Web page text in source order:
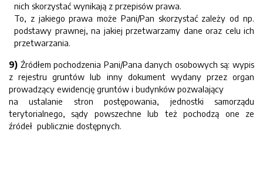
nich skorzystać wynikają z przepisów prawa.
To, z jakiego prawa może Pani/Pan skorzystać zależy od np.
podstawy prawnej, na jakiej przetwarzamy dane oraz celu ich
przetwarzania.
9) Źródłem pochodzenia Pani/Pana danych osobowych są: wypis
z rejestru gruntów lub inny dokument wydany przez organ
prowadzący ewidencję gruntów i budynków pozwalający
na ustalanie stron postępowania, jednostki samorządu
terytorialnego, sądy powszechne lub też pochodzą one ze
źródeł publicznie dostępnych.